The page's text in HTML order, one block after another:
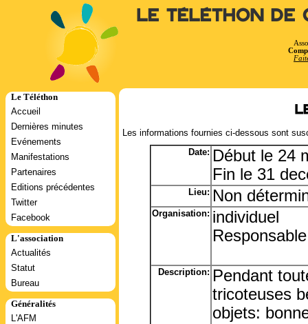
Le Téléthon de
Le Téléthon
Accueil
Dernières minutes
Evénements
Manifestations
Partenaires
Editions précédentes
Twitter
Facebook
L'association
Actualités
Statut
Bureau
Généralités
L'AFM
Les informations fournies ci-dessous sont
Date: Début le 24
Fin le 31
Lieu: Non
Organisation: individuel
Description: Pendant
tricoteuses
objets: